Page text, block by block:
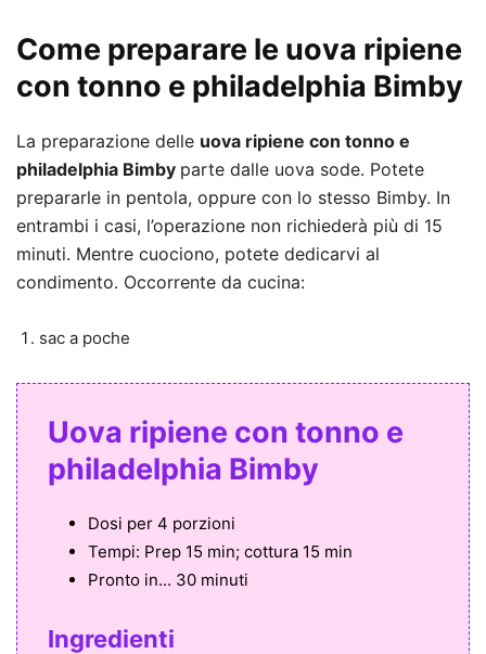
Come preparare le uova ripiene
con tonno e philadelphia Bimby
La preparazione delle uova ripiene con tonno e
philadelphia Bimby parte dalle uova sode. Potete
prepararle in pentola, oppure con lo stesso Bimby. In
entrambi i casi, l’operazione non richiederà più di 15
minuti. Mentre cuociono, potete dedicarvi al
condimento. Occorrente da cucina:
sac a poche
Uova ripiene con tonno e
philadelphia Bimby
Dosi per 4 porzioni
Tempi: Prep 15 min; cottura 15 min
Pronto in... 30 minuti
Ingredienti